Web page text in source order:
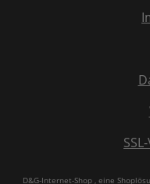
D&G-Internet-Shop, eine